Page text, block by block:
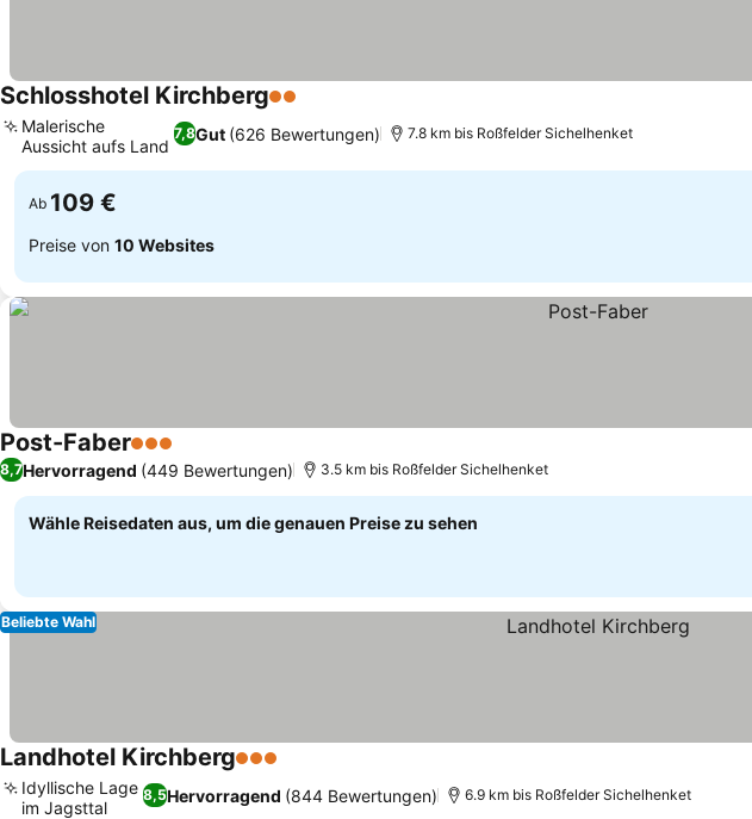
Schlosshotel Kirchberg2 Sterne
7,8Gut (626 Bewertungen)
Malerische
Aussicht aufs Land
7.8 km bis Roßfelder Sichelhenket
Ab 109 €
Preise von 10 Websites
Post-Faber3 Sterne
8,7Hervorragend (449 Bewertungen) 3.5 km bis Roßfelder Sichelhenket
Wähle Reisedaten aus, um die genauen Preise zu sehen
Beliebte Wahl
Landhotel Kirchberg3 Sterne
8,5Hervorragend (844 Bewertungen)
Idyllische Lage
im Jagsttal
6.9 km bis Roßfelder Sichelhenket